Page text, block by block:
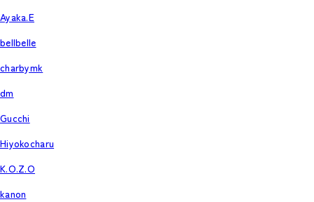
Ayaka.E
bellbelle
charbymk
dm
Gucchi
Hiyokocharu
K.O.Z.O
kanon